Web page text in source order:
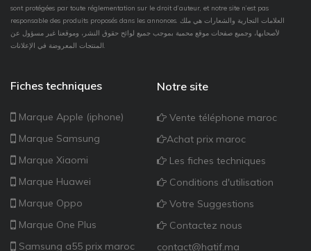
sont protégées par toute réglementation sur le droit d’auteur, et notre site n’est pas
responsable des produits proposés dans les annonces. العلامات التجارية والشعارات هي ملك
لأصحابها، وجميع صفحات موقع محمية بموجب جميع لوائح حقوق النشر، وموقعنا غير مسؤول عن
Fiches techniques
Marque Apple (iphone)
Marque Samsung
Marque Xiaomi
Marque Huawei
Marque Oppo
Marque One Plus
Samsung a55 prix maroc
Notre site
Vente téléphone maroc
Achat prix maroc
Les fiches techniques
Conditions d'utilisation
Votre Suggestions
Contactez nous
contact@hatif.ma